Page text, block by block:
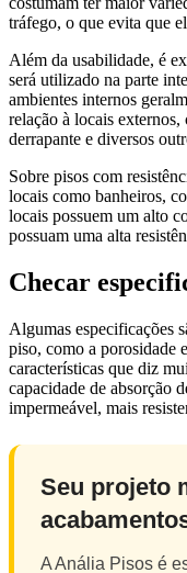
tráfego, o que evita que
Além da usabilidade, é
será utilizado na parte
ambientes internos
relação à locais
derrapante e diversos
Sobre pisos com
locais como banheiros,
locais possuem um alto
possuam uma alta
Checar
Algumas especificações
piso, como a porosidade
características que diz
capacidade de absorção
impermeável, mais
Seu projeto
A Anália Pisos é